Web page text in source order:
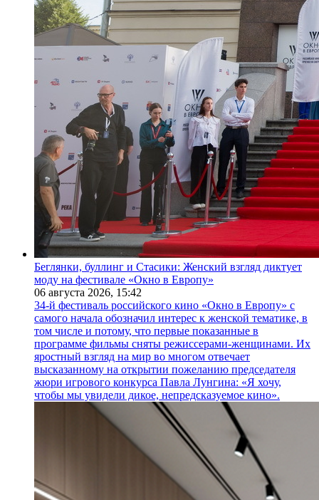
Беглянки, буллинг и Стасики: Женский взгляд диктует
моду на фестивале «Окно в Европу»
06 августа 2026, 15:42
34-й фестиваль российского кино «Окно в Европу» с
самого начала обозначил интерес к женской тематике, в
том числе и потому, что первые показанные в
программе фильмы сняты режиссерами-женщинами. Их
яростный взгляд на мир во многом отвечает
высказанному на открытии пожеланию председателя
жюри игрового конкурса Павла Лунгина: «Я хочу,
чтобы мы увидели дикое, непредсказуемое кино».